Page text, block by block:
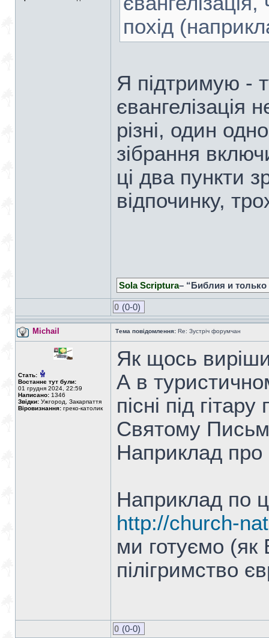
похід
Я підтримую -
євангелізація
різні, один
зібрання
ці два пункти
відпочинку,
Sola Scriptura– “Библия и
0 (0-0)
Michail Тема повідомлення: Re: Зустріч форумчан
Стать:
Востаннє тут були:
01 грудня 2024, 22:59
Написано: 1346
Звідки: Ужгород, Закарпаття
Віровизнання: греко-католик
Як щось
А в
пісні під
Святому
Наприклад про
Наприклад по
http://church-
ми готуємо (як
пілігримство
0 (0-0)